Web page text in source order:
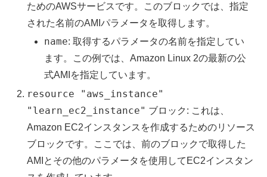
ためのAWSサービスです。このブロックでは、指定
された名前のAMIパラメータを取得します。
name: 取得するパラメータの名前を指定してい
ます。この例では、Amazon Linux 2の最新の公
式AMIを指定しています。
resource "aws_instance"
"learn_ec2_instance" ブロック: これは、
Amazon EC2インスタンスを作成するためのリソース
ブロックです。ここでは、前のブロックで取得した
AMIとその他のパラメータを使用してEC2インスタン